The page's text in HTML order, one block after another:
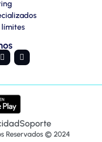
límites
Soporte
Reservados © 2024